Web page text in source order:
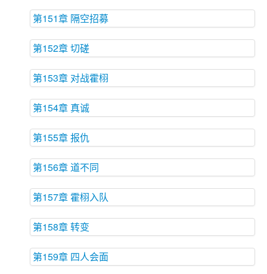
第151章 隔空招募
第152章 切磋
第153章 对战霍栩
第154章 真诚
第155章 报仇
第156章 道不同
第157章 霍栩入队
第158章 转变
第159章 四人会面